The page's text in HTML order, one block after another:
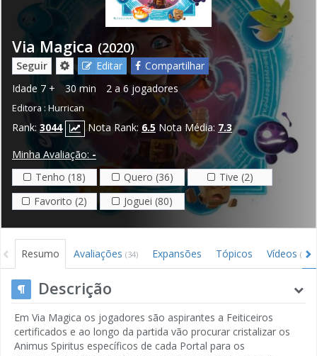
Via Magica (2020)
Seguir Editar
Compartilhar
Idade 7 + 30 min 2 a 6 jogadores
Editora : Hurrican
Rank: 3044 Nota Rank: 6.5 Nota Média: 7.3
Minha Avaliação: -
Tenho (18)
Quero (36)
Tive (2)
Favorito (2)
Joguei (80)
Resumo Avaliações (34) Expansões Tópicos Vídeos (1)
Descrição
Em Via Magica os jogadores são aspirantes a Feiticeiros
certificados e ao longo da partida vão procurar cristalizar os
Animus Spiritus específicos de cada Portal para os